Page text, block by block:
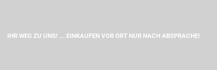
IHR WEG ZU UNS! ... EINKAUFEN VOR ORT NUR NACH ABSPRACHE!